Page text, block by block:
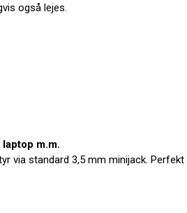
også lejes.
m.m.
via standard 3,5 mm minijack.